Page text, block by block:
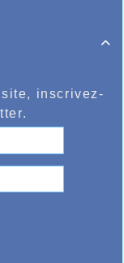

inscrivez-